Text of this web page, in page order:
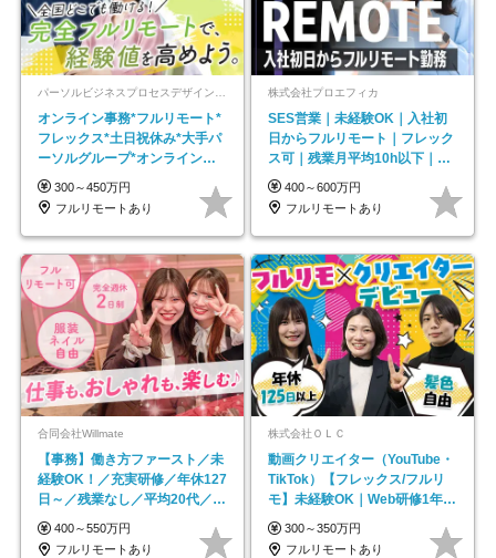
オンライン事務*フルリモート*
フレックス*土日祝休み*大手パ
ーソルグループ*オンライン面
接*30～40代活躍中
300～450万円
フルリモートあり
株式会社プロエフィカ
SES営業｜未経験OK｜入社初
日からフルリモート｜フレック
ス可｜残業月平均10h以下｜事
業立ち上げメンバー
400～600万円
フルリモートあり
合同会社Willmate
【事務】働き方ファースト／未
経験OK！／充実研修／年休127
日～／残業なし／平均20代／リ
モートOK
400～550万円
フルリモートあり
株式会社ＯＬＣ
動画クリエイター（YouTube・
TikTok）【フレックス/フルリ
モ】未経験OK｜Web研修1年間
｜副業OK
300～350万円
フルリモートあり